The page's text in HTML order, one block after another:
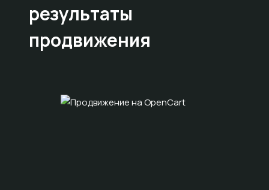
результаты
продвижения